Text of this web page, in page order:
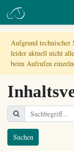
Aufgrund technischer
leider aktuell nicht
beim Aufrufen
Suchen